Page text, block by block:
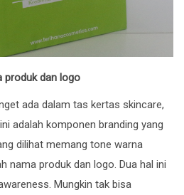
produk dan logo
ada dalam tas kertas skincare,
adalah komponen branding yang
dilihat memang tone warna
nama produk dan logo. Dua hal ini
Mungkin tak bisa